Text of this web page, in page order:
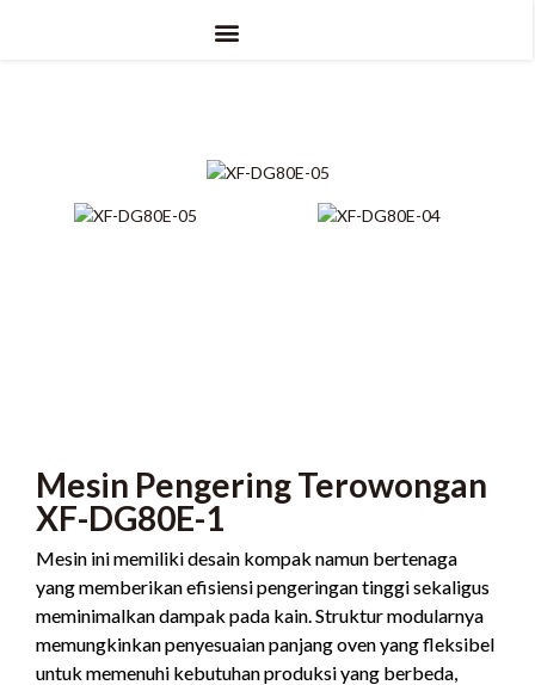
Mesin Pengering Terowongan
XF-DG80E-1
Mesin ini memiliki desain kompak namun bertenaga
yang memberikan efisiensi pengeringan tinggi sekaligus
meminimalkan dampak pada kain. Struktur modularnya
memungkinkan penyesuaian panjang oven yang fleksibel
untuk memenuhi kebutuhan produksi yang berbeda,